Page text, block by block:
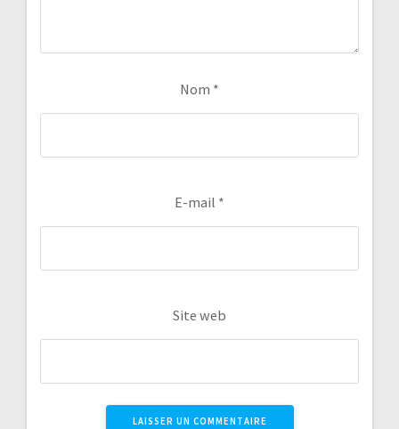
Nom *
E-mail *
Site web